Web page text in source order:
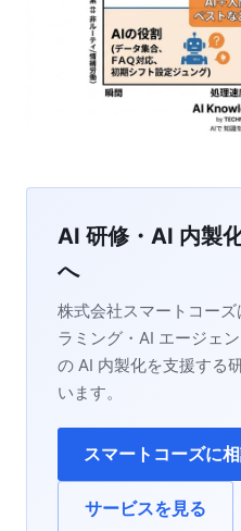
AI 研修・AI 内製
へ
株式会社スマートコー
ラミング・AI エージェ
の AI 内製化を支援する
います。
スマートコーズに
サービスを見る